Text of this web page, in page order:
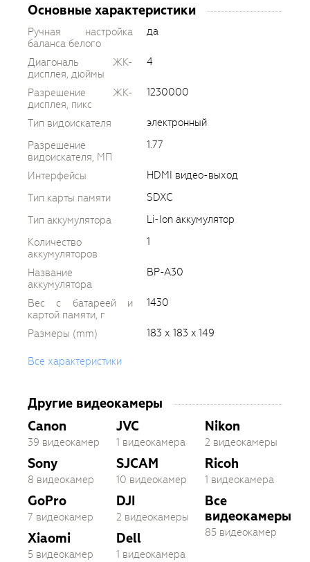
Основные характеристики
Ручная настройка
баланса белого
да
Диагональ ЖК-
дисплея, дюймы
4
Разрешение ЖК-
дисплея, пикс
1230000
Тип видоискателя
электронный
Разрешение
видоискателя, МП
1.77
Интерфейсы
HDMI видео-выход
Тип карты памяти
SDXC
Тип аккумулятора
Li-Ion аккумулятор
Количество
аккумуляторов
1
Название
аккумулятора
BP-A30
Вес с батареей и
картой памяти, г
1430
Размеры (mm) 183 х 183 x 149
Все характеристики
Другие видеокамеры
Canon
39 видеокамер
Sony
8 видеокамер
GoPro
7 видеокамер
Xiaomi
5 видеокамер
JVC
1 видеокамера
SJCAM
10 видеокамер
DJI
2 видеокамеры
Dell
1 видеокамера
Nikon
2 видеокамеры
Ricoh
1 видеокамера
Все
видеокамеры
85 видеокамер